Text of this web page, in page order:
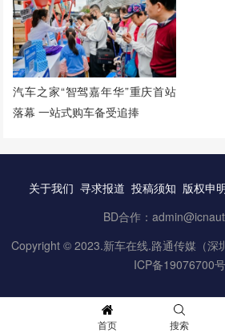
汽车之家“智驾嘉年华”重庆首站
落幕 一站式购车备受追捧
关于我们 寻求报道 投稿须知 版权申
BD合作：
Copyright © 2023.新车在线.路通传媒（深
ICP备19076700号
首页 搜索